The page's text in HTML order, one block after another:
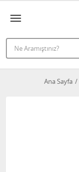
Ana Sayfa